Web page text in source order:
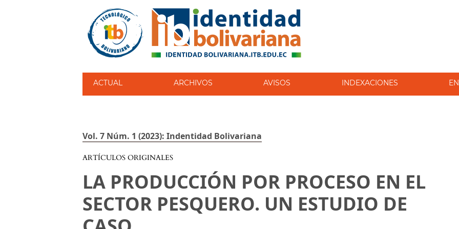
ACTUAL ARCHIVOS AVISOS INDEXACIONES
Vol. 7 Núm. 1 (2023): Indentidad Bolivariana
ARTÍCULOS ORIGINALES
LA PRODUCCIÓN POR PROCESO EN EL
SECTOR PESQUERO. UN ESTUDIO DE